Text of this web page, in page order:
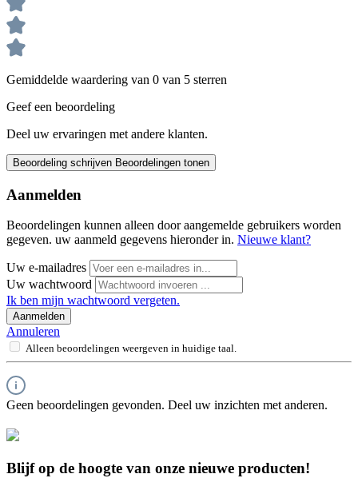
Gemiddelde waardering van 0 van 5 sterren
Geef een beoordeling
Deel uw ervaringen met andere klanten.
Beoordeling schrijven Beoordelingen tonen
Aanmelden
Beoordelingen kunnen alleen door aangemelde gebruikers worden
gegeven. uw aanmeld gegevens hieronder in. Nieuwe klant?
Uw e-mailadres
Uw wachtwoord
Ik ben mijn wachtwoord vergeten.
Aanmelden
Annuleren
Alleen beoordelingen weergeven in huidige taal.
Geen beoordelingen gevonden. Deel uw inzichten met anderen.
Blijf op de hoogte van onze nieuwe producten!